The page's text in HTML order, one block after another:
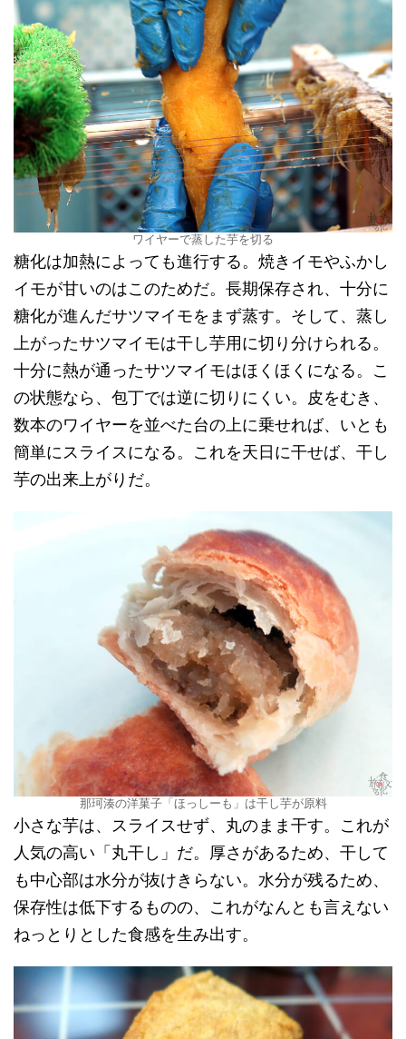
ワイヤーで蒸した芋を切る
糖化は加熱によっても進行する。焼きイモやふかし
イモが甘いのはこのためだ。長期保存され、十分に
糖化が進んだサツマイモをまず蒸す。そして、蒸し
上がったサツマイモは干し芋用に切り分けられる。
十分に熱が通ったサツマイモはほくほくになる。こ
の状態なら、包丁では逆に切りにくい。皮をむき、
数本のワイヤーを並べた台の上に乗せれば、いとも
簡単にスライスになる。これを天日に干せば、干し
芋の出来上がりだ。
那珂湊の洋菓子「ほっしーも」は干し芋が原料
小さな芋は、スライスせず、丸のまま干す。これが
人気の高い「丸干し」だ。厚さがあるため、干して
も中心部は水分が抜けきらない。水分が残るため、
保存性は低下するものの、これがなんとも言えない
ねっとりとした食感を生み出す。